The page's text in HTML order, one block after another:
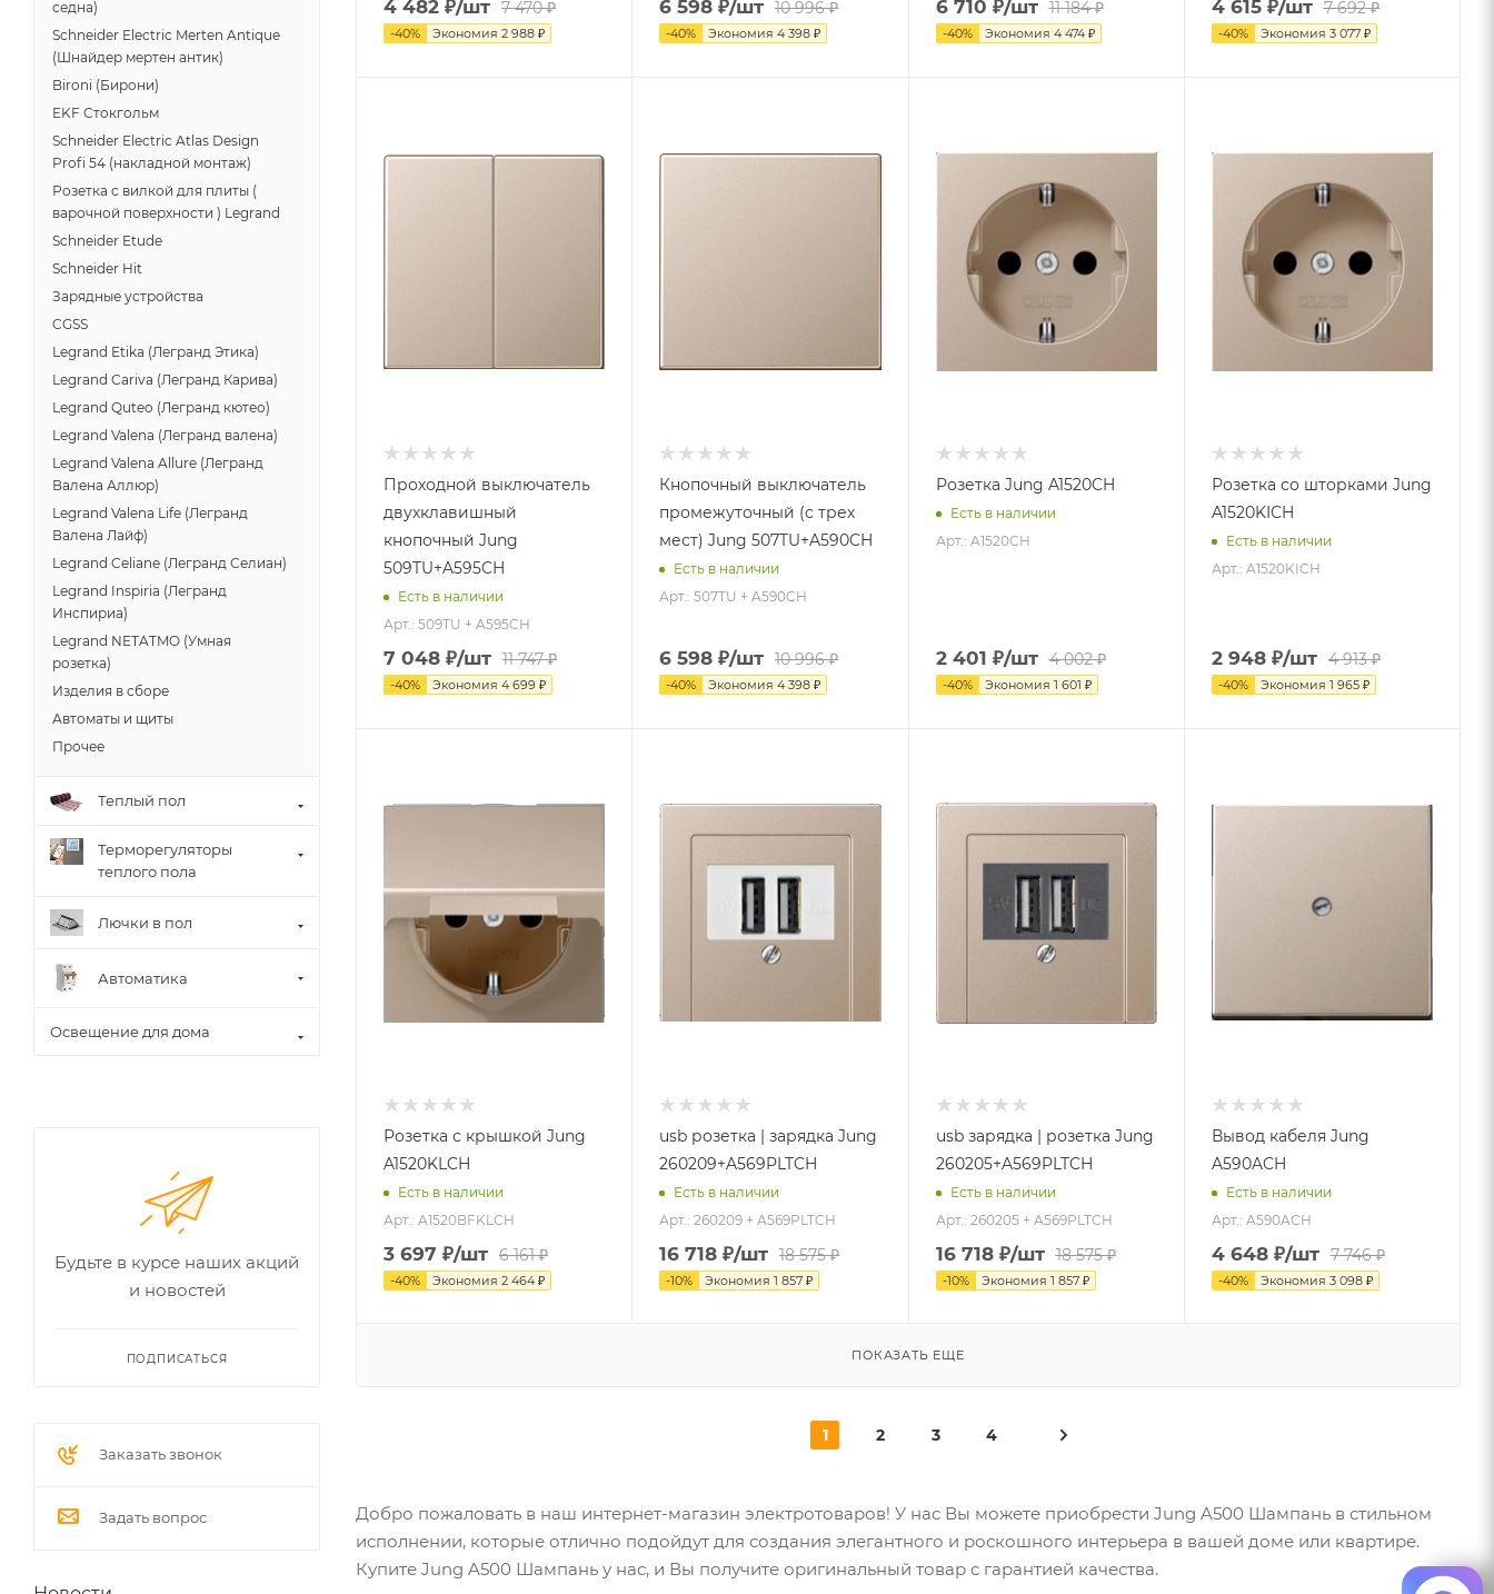
4 482 ₽/шт 7 470₽
-40% Экономия 2 988 ₽
6 598 ₽/шт 10 996₽
-40% Экономия4 398 ₽
6 710 ₽/шт 11 184₽
-40% Экономия 4 474₽
4 615₽/шт 7 692₽
-40% Экономия 3 077₽
Проходной выключатель
двухклавишный
кнопочный Jung
509TU+A595CH
Есть в наличии
Арт.: 509TU + A595CH
7 048 ₽/шт 11 747₽
-40% Экономия 4 699 ₽
Кнопочный выключатель
промежуточный (с трех
мест) Jung 507TU+A590CH
Есть в наличии
Арт.: 507TU + A590CH
6 598 ₽/шт 10 996₽
-40% Экономия4 398 ₽
Розетка Jung A1520CH
Есть в наличии
Арт.: A1520CH
2 401 ₽/шт 4 002₽
-40% Экономия 1 601 ₽
Розетка со шторками Jung
A1520KICH
Есть в наличии
Арт.: A1520KICH
2 948₽/шт 4 913₽
-40% Экономия 1 965₽
Розетка с крышкой Jung
A1520KLCH
Есть в наличии
Арт.: A1520BFKLCH
3 697 ₽/шт 6 161₽
-40% Экономия 2 464 ₽
usb розетка | зарядка Jung
260209+A569PLTCH
Есть в наличии
Арт.: 260209 + A569PLTCH
16 718 ₽/шт 18 575₽
-10% Экономия1 857 ₽
usb зарядка | розетка Jung
260205+A569PLTCH
Есть в наличии
Арт.: 260205 + A569PLTCH
16 718₽/шт 18 575₽
-10% Экономия 1 857₽
Вывод кабеля Jung
A590ACH
Есть в наличии
Арт.: A590ACH
4 648₽/шт 7 746₽
-40% Экономия 3 098₽
ПОКАЗАТЬ ЕЩЕ
1 2 3 4
Добро пожаловать в наш интернет-магазин электротоваров! У нас Вы можете приобрести Jung A500 Шампань в стильном
исполнении, которые отлично подойдут для создания элегантного и роскошного интерьера в вашей доме или квартире.
Купите Jung A500 Шампань у нас, и Вы получите оригинальный товар с гарантией качества.
седна)
Schneider Electric Merten Antique
(Шнайдер мертен антик)
Bironi (Бирони)
EKF Стокгольм
Schneider Electric Atlas Design
Profi 54 (накладной монтаж)
Розетка с вилкой для плиты (
варочной поверхности ) Legrand
Schneider Etude
Schneider Hit
Зарядные устройства
CGSS
Legrand Etika (Легранд Этика)
Legrand Cariva (Легранд Карива)
Legrand Quteo (Легранд кютео)
Legrand Valena (Легранд валена)
Legrand Valena Allure (Легранд
Валена Аллюр)
Legrand Valena Life (Легранд
Валена Лайф)
Legrand Celiane (Легранд Селиан)
Legrand Inspiria (Легранд
Инспириа)
Legrand NETATMO (Умная
розетка)
Изделия в сборе
Автоматы и щиты
Прочее
Теплый пол
Терморегуляторы
теплого пола
Лючки в пол
Автоматика
Освещение для дома
Будьте в курсе наших акций
и новостей
ПОДПИСАТЬСЯ
Заказать звонок
Задать вопрос